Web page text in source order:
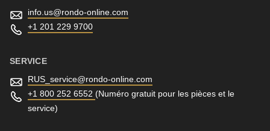
info.us@rondo-online.com
+1 201 229 9700
SERVICE
RUS_service@rondo-online.com
+1 800 252 6552 (Numéro gratuit pour les pièces et le
service)